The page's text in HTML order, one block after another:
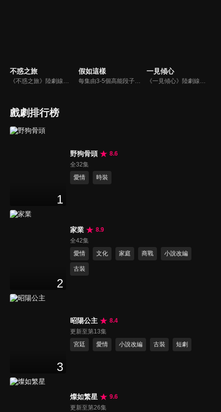
不惑之旅
《不惑之旅》陸劇線上看。中學教師簡單辭去教職來到北京，準備和未婚夫成婚，為了分擔生活壓力，她找到書商馬列文的女兒家教工作。婚期將近，簡單卻發現未婚夫早已移情別戀，馬列文的點醒之下，拒絕了委曲求全的婚姻。在生活的挑戰面前，二人彼此鼓勵，最終決定攜手前行，發現原來幸福可以很簡單。
假如這樣
每集由3-5個高能段子構成，每個段子所有的人物和事物都要遵循一個設定的概念，去完成所有的行為和會話，反之所有發生的一切要服務於這個概念，乍一看或多或少有些反常規，但又都是認認真真的存在並且。
一見傾心
《一見傾心》陸劇線上看。旅日十年的沐婉卿（張婧儀）帶著母親的骨灰回國安葬，並查明哥哥的死亡真相。在因緣際會下，結識了上海城防長官譚玹霖（陳星旭）與越城司令的獨子徐光耀。一段蕩氣迴腸的情愫，也漸漸地三個人之間滋長。
戲劇排行榜
1
野狗骨頭
8.6
全32集
愛情
時裝
2
家業
8.9
全42集
愛情
文化 家庭 商戰 小說改編
古裝
3
昭陽公主
8.4
更新至第13集
宮廷
愛情 小說改編 古裝 短劇
燦如繁星
9.6
更新至第26集